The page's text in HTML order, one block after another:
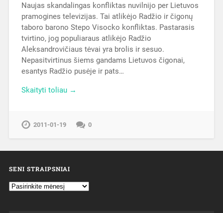
Naujas skandalingas konfliktas nuvilnijo per Lietuvos
pramogines televizijas. Tai atlikėjo Radžio ir čigonų
taboro barono Stepo Visocko konfliktas. Pastarasis
tvirtino, jog populiaraus atlikėjo Radžio
Aleksandrovičiaus tėvai yra brolis ir sesuo.
Nepasitvirtinus šiems gandams Lietuvos čigonai,
esantys Radžio pusėje ir pats…
Skaityti toliau →
2011-01-19 0
SENI STRAIPSNIAI